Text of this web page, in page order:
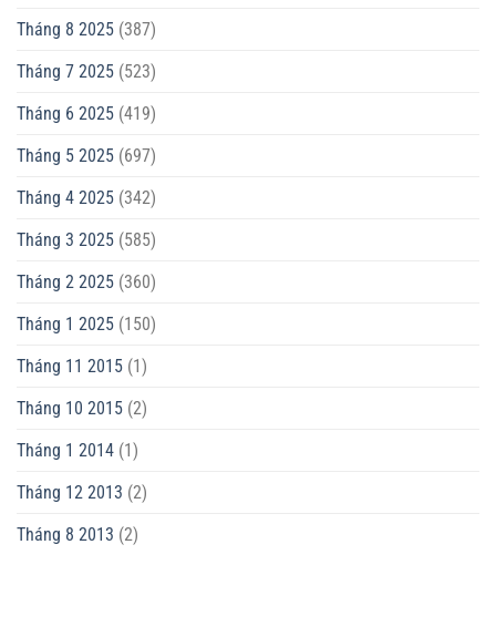
Tháng 8 2025 (387)
Tháng 7 2025 (523)
Tháng 6 2025 (419)
Tháng 5 2025 (697)
Tháng 4 2025 (342)
Tháng 3 2025 (585)
Tháng 2 2025 (360)
Tháng 1 2025 (150)
Tháng 11 2015 (1)
Tháng 10 2015 (2)
Tháng 1 2014 (1)
Tháng 12 2013 (2)
Tháng 8 2013 (2)